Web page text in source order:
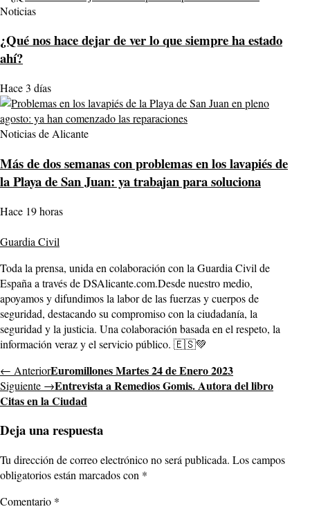
Noticias
¿Qué nos hace dejar de ver lo que siempre ha estado
ahí?
Hace 3 días
Noticias de Alicante
Más de dos semanas con problemas en los lavapiés de
la Playa de San Juan: ya trabajan para soluciona
Hace 19 horas
Guardia Civil
Toda la prensa, unida en colaboración con la Guardia Civil de
España a través de DSAlicante.com.Desde nuestro medio,
apoyamos y difundimos la labor de las fuerzas y cuerpos de
seguridad, destacando su compromiso con la ciudadanía, la
seguridad y la justicia. Una colaboración basada en el respeto, la
información veraz y el servicio público. 🇪🇸💚
← AnteriorEuromillones Martes 24 de Enero 2023
Siguiente →Entrevista a Remedios Gomis. Autora del libro
Citas en la Ciudad
Deja una respuesta
Tu dirección de correo electrónico no será publicada. Los campos
obligatorios están marcados con *
Comentario *